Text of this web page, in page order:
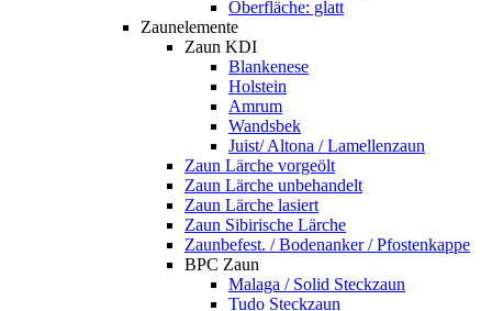
Oberfläche: glatt
Zaunelemente
Zaun KDI
Blankenese
Holstein
Amrum
Wandsbek
Juist/ Altona / Lamellenzaun
Zaun Lärche vorgeölt
Zaun Lärche unbehandelt
Zaun Lärche lasiert
Zaun Sibirische Lärche
Zaunbefest. / Bodenanker / Pfostenkappe
BPC Zaun
Malaga / Solid Steckzaun
Tudo Steckzaun